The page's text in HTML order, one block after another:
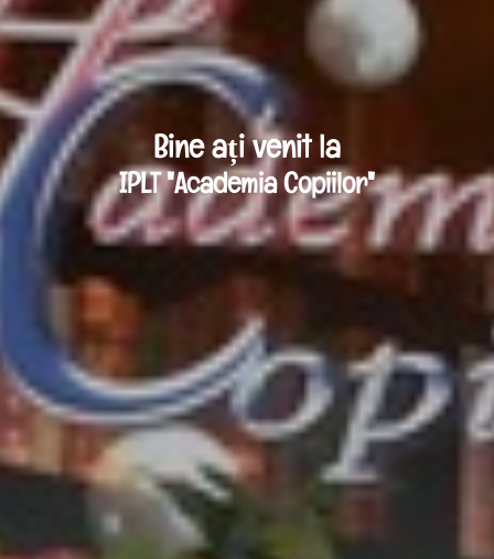
Bine ați venit la
IPLT "Academia Copiilor"